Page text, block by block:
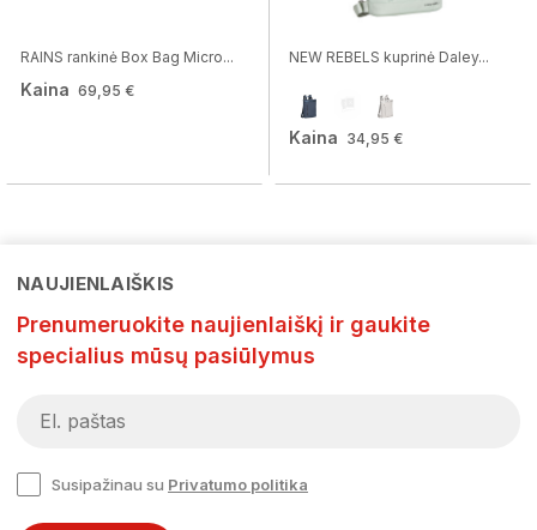
RAINS rankinė Box Bag Micro...
Kaina 69,95 €
NEW REBELS kuprinė Daley...
Kaina 34,95 €
NAUJIENLAIŠKIS
Prenumeruokite naujienlaiškį ir gaukite
specialius mūsų pasiūlymus
Susipažinau su Privatumo politika